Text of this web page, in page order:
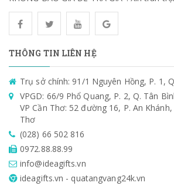
THÔNG TIN LIÊN HỆ
Trụ sở chính: 91/1 Nguyên Hồng, P. 1,
VPGD: 66/9 Phổ Quang, P. 2, Q. Tân
VP Cần Thơ: 52 đường 16, P. An
Thơ
(028) 66 502 816
0972.88.88.99
info@ideagifts.vn
ideagifts.vn - quatangvang24k.vn